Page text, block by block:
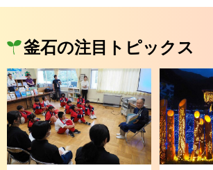
釜石の注目トピックス